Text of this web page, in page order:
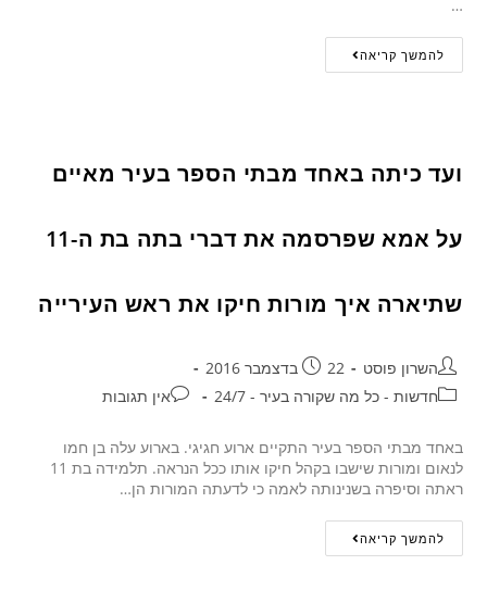
…
להמשך קריאה
ועד כיתה באחד מבתי הספר בעיר מאיים
על אמא שפרסמה את דברי בתה בת ה-11
שתיארה איך מורות חיקו את ראש העירייה
השרון פוסט
22 בדצמבר 2016
חדשות - כל מה שקורה בעיר - 24/7
אין תגובות
באחד מבתי הספר בעיר התקיים ארוע חגיגי. בארוע עלה בן חמו
לנאום ומורות שישבו בקהל חיקו אותו ככל הנראה. תלמידה בת 11
ראתה וסיפרה בשנינותה לאמה כי לדעתה המורות הן…
להמשך קריאה